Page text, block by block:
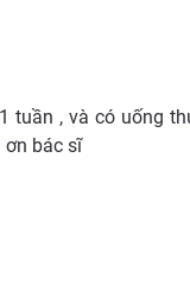
tuần , và có uống
ơn bác sĩ